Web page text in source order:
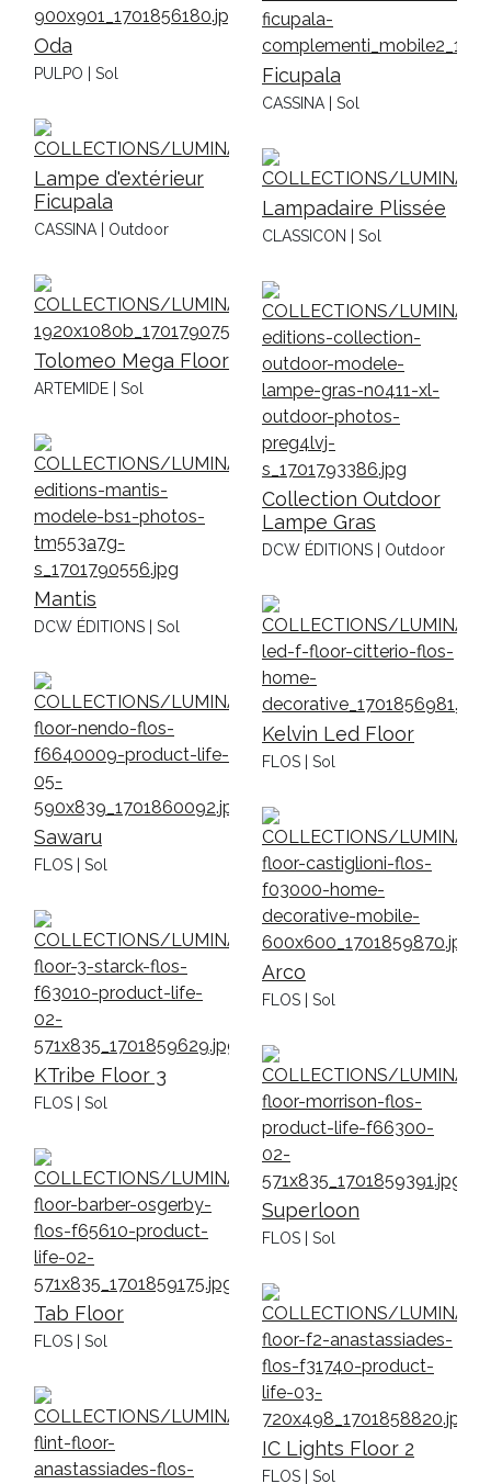
Oda
PULPO | Sol Ficupala
CASSINA | Sol
Lampe d'extérieur
Ficupala
CASSINA | Outdoor
Lampadaire Plissée
CLASSICON | Sol
Tolomeo Mega Floor
ARTEMIDE | Sol
Collection Outdoor
Lampe Gras
DCW ÉDITIONS | Outdoor
Mantis
DCW ÉDITIONS | Sol
Kelvin Led Floor
FLOS | Sol
Sawaru
FLOS | Sol
Arco
FLOS | Sol
KTribe Floor 3
FLOS | Sol
Superloon
FLOS | Sol
Tab Floor
FLOS | Sol
IC Lights Floor 2
FLOS | Sol